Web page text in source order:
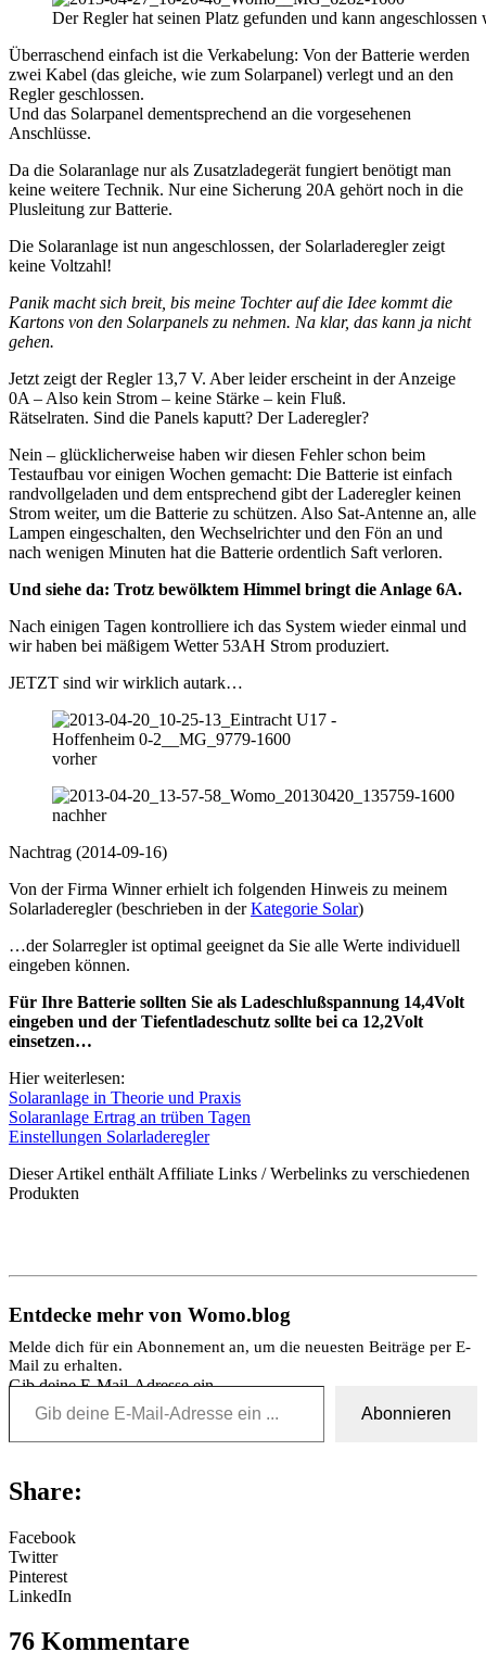
Der Regler hat seinen Platz gefunden und kann angeschlossen
Überraschend einfach ist die Verkabelung: Von der Batterie werden
zwei Kabel (das gleiche, wie zum Solarpanel) verlegt und an den
Regler geschlossen.
Und das Solarpanel dementsprechend an die vorgesehenen
Anschlüsse.
Da die Solaranlage nur als Zusatzladegerät fungiert benötigt man
keine weitere Technik. Nur eine Sicherung 20A gehört noch in die
Plusleitung zur Batterie.
Die Solaranlage ist nun angeschlossen, der Solarladeregler zeigt
keine Voltzahl!
Panik macht sich breit, bis meine Tochter auf die Idee kommt die
Kartons von den Solarpanels zu nehmen. Na klar, das kann ja nicht
gehen.
Jetzt zeigt der Regler 13,7 V. Aber leider erscheint in der Anzeige
0A – Also kein Strom – keine Stärke – kein Fluß.
Rätselraten. Sind die Panels kaputt? Der Laderegler?
Nein – glücklicherweise haben wir diesen Fehler schon beim
Testaufbau vor einigen Wochen gemacht: Die Batterie ist einfach
randvollgeladen und dem entsprechend gibt der Laderegler keinen
Strom weiter, um die Batterie zu schützen. Also Sat-Antenne an, alle
Lampen eingeschalten, den Wechselrichter und den Fön an und
nach wenigen Minuten hat die Batterie ordentlich Saft verloren.
Und siehe da: Trotz bewölktem Himmel bringt die Anlage 6A.
Nach einigen Tagen kontrolliere ich das System wieder einmal und
wir haben bei mäßigem Wetter 53AH Strom produziert.
JETZT sind wir wirklich autark…
vorher
nachher
Nachtrag (2014-09-16)
Von der Firma Winner erhielt ich folgenden Hinweis zu meinem
Solarladeregler (beschrieben in derKategorie Solar)
…der Solarregler ist optimal geeignet da Sie alle Werte individuell
eingeben können.
Für Ihre Batterie sollten Sie als Ladeschlußspannung 14,4Volt
eingeben und der Tiefentladeschutz sollte bei ca 12,2Volt
einsetzen…
Hier weiterlesen:
Solaranlage in Theorie und Praxis
Solaranlage Ertrag an trüben Tagen
Einstellungen Solarladeregler
Dieser Artikel enthält Affiliate Links / Werbelinks zu verschiedenen
Produkten
Entdecke mehr von Womo.blog
Melde dich für ein Abonnement an, um die neuesten Beiträge per E-
Mail zu erhalten.
Gib deine E-Mail-Adresse ein ...
Abonnieren
Share:
Facebook
Twitter
Pinterest
LinkedIn
76 Kommentare